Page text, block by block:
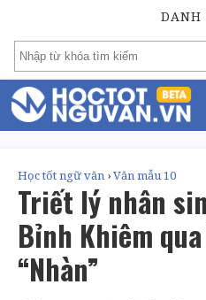
DANH
Học tốt ngữ văn ›Văn mẫu 10
Triết lý nhân
Bỉnh Khiêm
“Nhàn”